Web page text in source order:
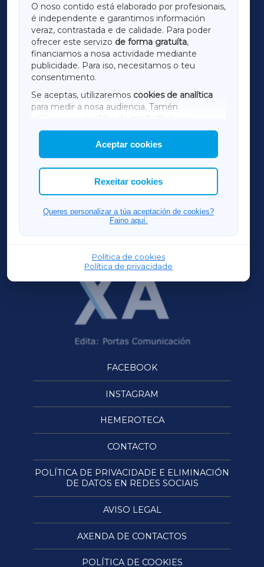
O noso contido está elaborado por profesionais,
é independente e garantimos información
veraz, contrastada e de calidade. Para poder
ofrecer este servizo de forma gratuíta,
financiamos a nosa actividade mediante
publicidade. Para iso, necesitamos o teu
consentimento.
Se aceptas, utilizaremos cookies de analítica
para medir a nosa audiencia. Tamén
utilizaremos
cookies de marketing
mostrar publicidade de terceiros.
Así mesmo, podes personalizar a elección das
cookies que desexas permitir.
Aceptar cookies
Rexeitar cookies
Queres personalizar a túa aceptación de cookies?
Faino aquí.
Política de cookies
Política de privacidade
LUGOXA
TERRACHAXA
AMARIÑAXA
RIBEIRASACRAXA
ACORUÑAXA
FERROLXA
OURENSEXA
FACEBOOK
INSTAGRAM
HEMEROTECA
CONTACTO
POLÍTICA DE PRIVACIDADE E ELIMINACIÓN
DE DATOS EN REDES SOCIAIS
AVISO LEGAL
AXENDA DE CONTACTOS
POLÍTICA DE COOKIES